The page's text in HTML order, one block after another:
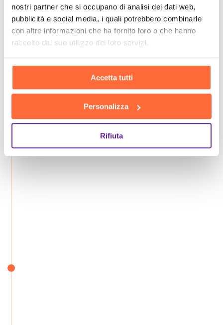
nostri partner che si occupano di analisi dei dati web,
pubblicità e social media, i quali potrebbero combinarle
con altre informazioni che ha fornito loro o che hanno
raccolto dal suo utilizzo dei loro servizi.
Accetta tutti
Personalizza
Rifiuta